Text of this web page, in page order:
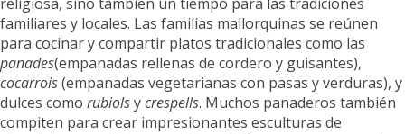
familiares y locales. Las familias mallorquinas se reúnen
para cocinar y compartir platos tradicionales como las
panades(empanadas rellenas de cordero y guisantes),
cocarrois(empanadas vegetarianas con pasas y verduras), y
dulces como rubiolsycrespells. Muchos panaderos también
compiten para crear impresionantes esculturas de